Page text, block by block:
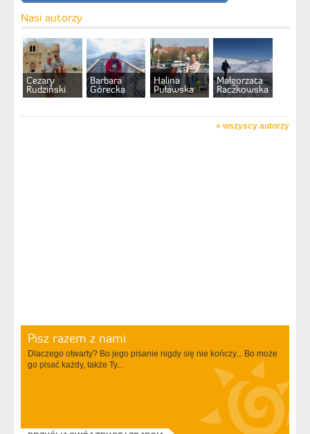
Nasi autorzy
Cezary
Rudziński
Barbara
Górecka
Halina
Puławska
Małgorzata
Raczkowska
» wszyscy autorzy
Pisz razem z nami
Dlaczego otwarty? Bo jego pisanie nigdy się nie kończy... Bo może
go pisać każdy, także Ty...